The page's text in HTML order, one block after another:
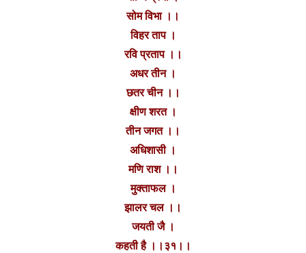
सोम विभा ।।
विहर ताप ।
रवि प्रताप ।।
अधर तीन ।
छतर चीन ।।
क्षीण शरत ।
तीन जगत ।।
अधिशासी ।
मणि राश ।।
मुक्ताफल ।
झालर चल ।।
जयती जै ।
कहती है ।।३१।।